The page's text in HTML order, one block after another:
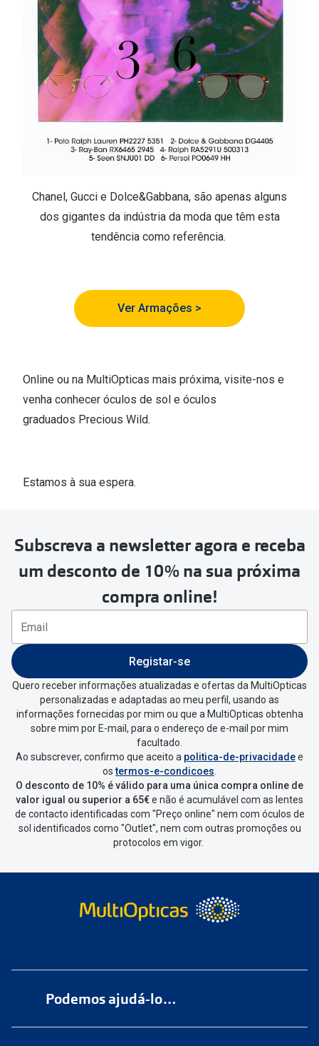
Chanel, Gucci e Dolce&Gabbana, são apenas alguns
dos gigantes da indústria da moda que têm esta
tendência como referência.
Ver Armações >
Online ou na MultiOpticas mais próxima, visite-nos e
venha conhecer óculos de sol e óculos
graduados Precious Wild.
Estamos à sua espera.
Subscreva a newsletter agora e receba
um desconto de 10% na sua próxima
compra online!
Registar-se
Quero receber informações atualizadas e ofertas da MultiOpticas
personalizadas e adaptadas ao meu perfil, usando as
informações fornecidas por mim ou que a MultiOpticas obtenha
sobre mim por E-mail, para o endereço de e-mail por mim
facultado.
Ao subscrever, confirmo que aceito a politica-de-privacidadee
ostermos-e-condicoes.
O desconto de 10% é válido para uma única compra online de
valor igual ou superior a 65€e não é acumulável com as lentes
de contacto identificadas com "Preço online" nem com óculos de
sol identificados como "Outlet", nem com outras promoções ou
protocolos em vigor.
Podemos ajudá-lo…